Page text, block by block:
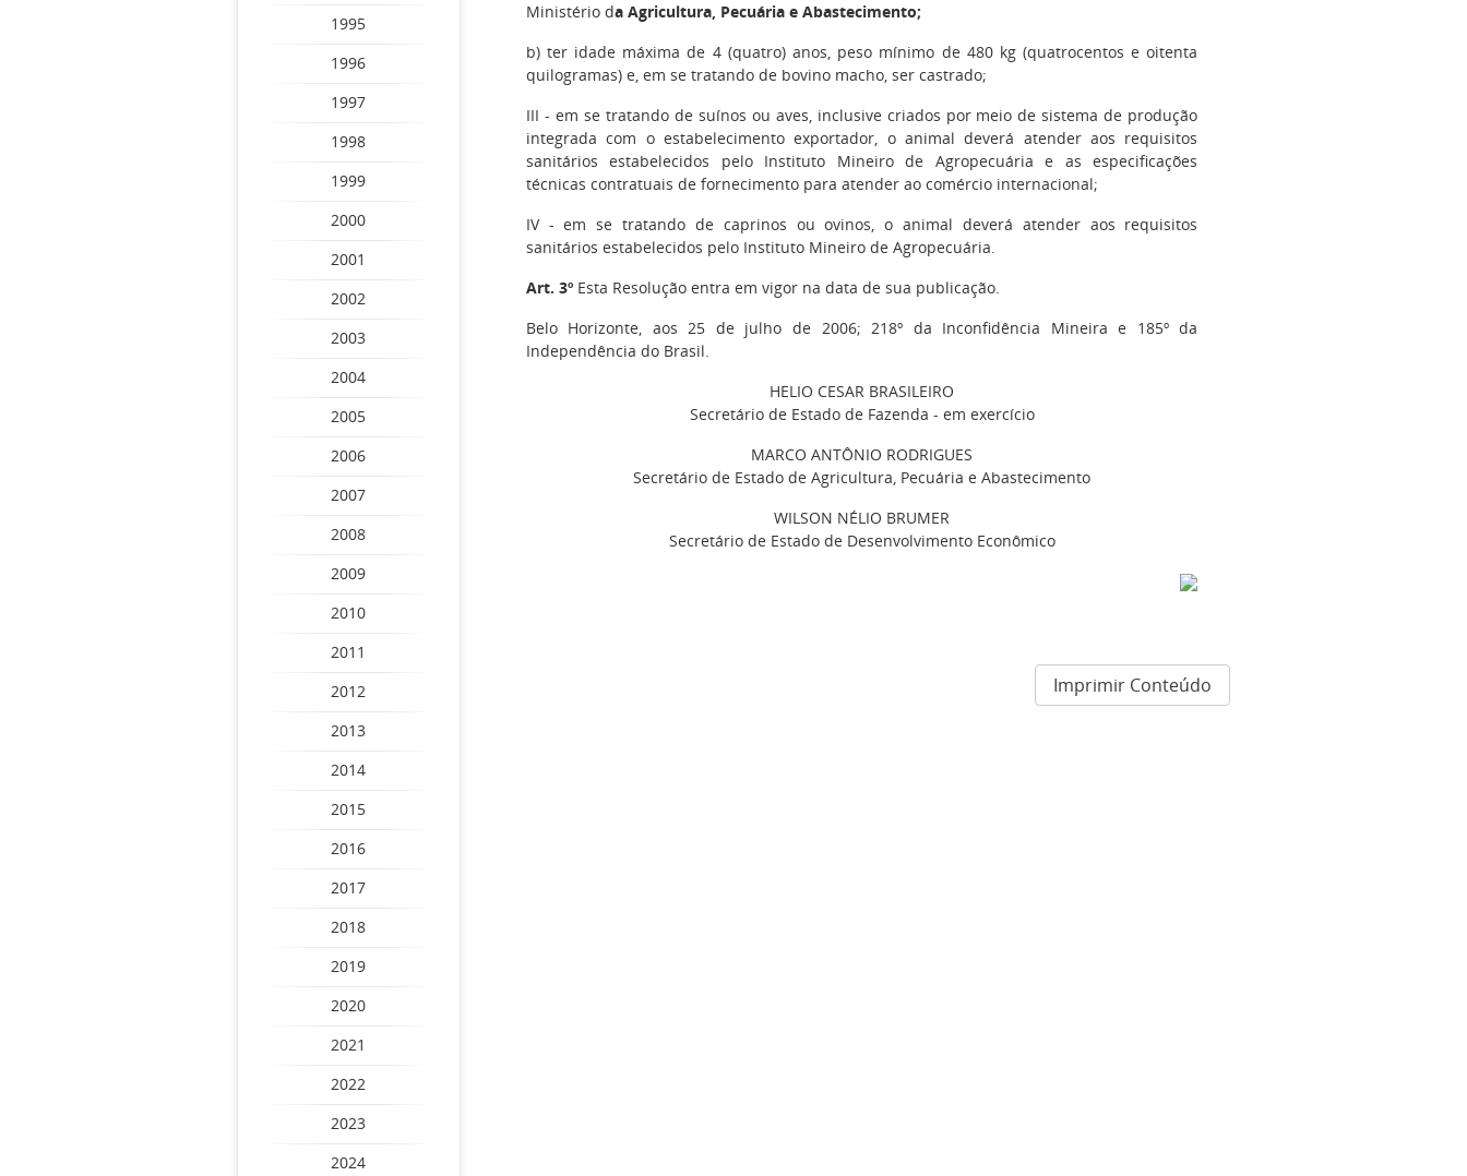
1995
1996
1997
1998
1999
2000
2001
2002
2003
2004
2005
2006
2007
2008
2009
2010
2011
2012
2013
2014
2015
2016
2017
2018
2019
2020
2021
2022
2023
2024
Ministério da Agricultura, Pecuária e Abastecimento;
b) ter idade máxima de 4 (quatro) anos, peso mínimo de 480 kg (quatrocentos e oitenta
quilogramas) e, em se tratando de bovino macho, ser castrado;
III - em se tratando de suínos ou aves, inclusive criados por meio de sistema de produção
integrada com o estabelecimento exportador, o animal deverá atender aos requisitos
sanitários estabelecidos pelo Instituto Mineiro de Agropecuária e as especificações
técnicas contratuais de fornecimento para atender ao comércio internacional;
IV - em se tratando de caprinos ou ovinos, o animal deverá atender aos requisitos
sanitários estabelecidos pelo Instituto Mineiro de Agropecuária.
Art. 3ºEsta Resolução entra em vigor na data de sua publicação.
Belo Horizonte, aos 25 de julho de 2006; 218º da Inconfidência Mineira e 185º da
Independência do Brasil.
HELIO CESAR BRASILEIRO
Secretário de Estado de Fazenda - em exercício
MARCO ANTÔNIO RODRIGUES
Secretário de Estado de Agricultura, Pecuária e Abastecimento
WILSON NÉLIO BRUMER
Secretário de Estado de Desenvolvimento Econômico
Imprimir Conteúdo